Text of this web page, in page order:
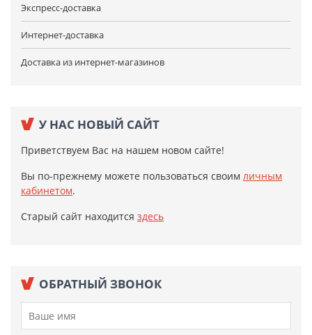
Экспресс-доставка
Интернет-доставка
Доставка из интернет-магазинов
У НАС НОВЫЙ САЙТ
Приветствуем Вас на нашем новом сайте!
Вы по-прежнему можете пользоваться своим личным
кабинетом.
Старый сайт находится здесь
ОБРАТНЫЙ ЗВОНОК